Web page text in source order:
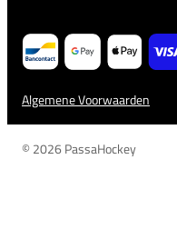
Algemene Voorwaarden
© 2026 PassaHockey